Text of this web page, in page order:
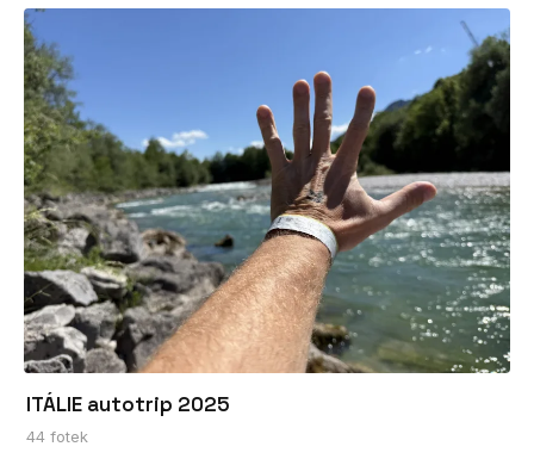
ITÁLIE autotrip 2025
44 fotek